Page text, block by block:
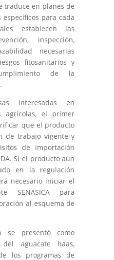
traduce en planes de
para cada
establecen las
inspección,
necesarias
fitosanitarios y
de la
interesadas en
agrícolas, el primer
que el producto
de trabajo vigente y
de importación
Si el producto aún
en la regulación
necesario iniciar el
SENASICA para
al esquema de
se presentó como
aguacate haas,
los programas de